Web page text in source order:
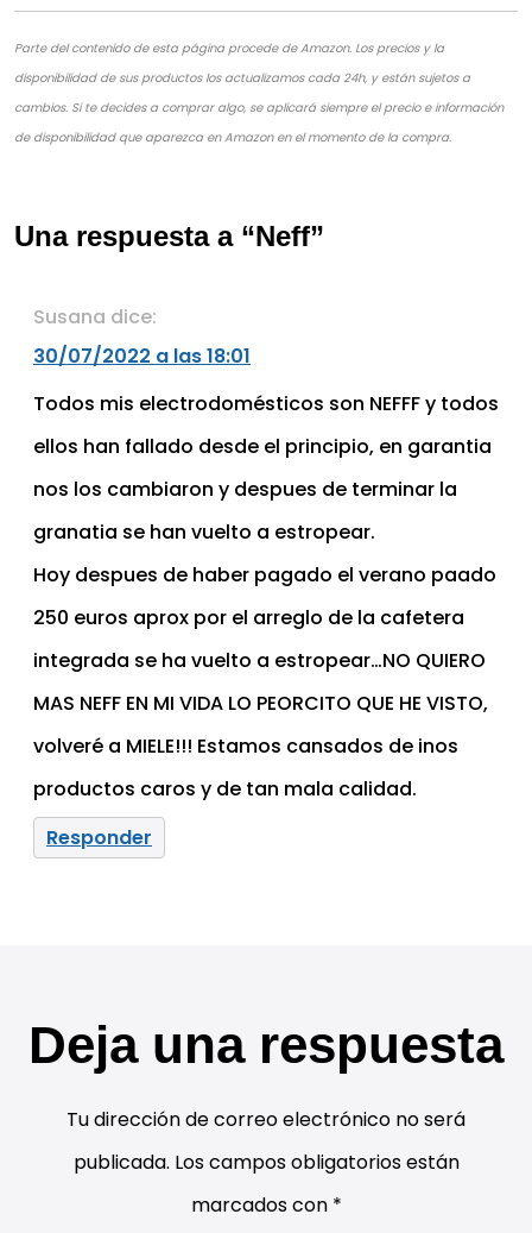
Parte del contenido de esta página procede de Amazon. Los precios y la
disponibilidad de sus productos los actualizamos cada 24h, y están sujetos a
cambios. Si te decides a comprar algo, se aplicará siempre el precio e información
de disponibilidad que aparezca en Amazon en el momento de la compra.
Una respuesta a “Neff”
Susana dice:
30/07/2022 a las 18:01
Todos mis electrodomésticos son NEFFF y todos
ellos han fallado desde el principio, en garantia
nos los cambiaron y despues de terminar la
granatia se han vuelto a estropear.
Hoy despues de haber pagado el verano paado
250 euros aprox por el arreglo de la cafetera
integrada se ha vuelto a estropear…NO QUIERO
MAS NEFF EN MI VIDA LO PEORCITO QUE HE VISTO,
volveré a MIELE!!! Estamos cansados de inos
productos caros y de tan mala calidad.
Responder
Deja una respuesta
Tu dirección de correo electrónico no será
publicada. Los campos obligatorios están
marcados con *